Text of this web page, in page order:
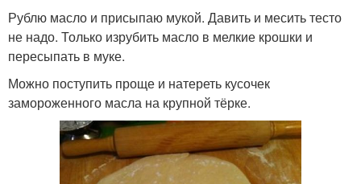
Рублю масло и присыпаю мукой. Давить и месить тесто
не надо. Только изрубить масло в мелкие крошки и
пересыпать в муке.
Можно поступить проще и натереть кусочек
замороженного масла на крупной тёрке.